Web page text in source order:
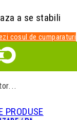
a se stabili
cosul de cumparaturi
PRODUSE